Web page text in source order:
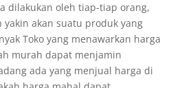
dilakukan oleh tiap-tiap orang,
yakin akan suatu produk yang
Toko yang menawarkan harga
murah dapat menjamin
ada yang menjual harga di